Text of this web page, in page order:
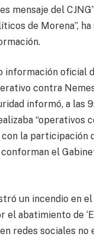
mensaje del
de Morena”,
información oficial
contra
informó, a las
“operativos
con la participación
el
un incendio en
el abatimiento de
redes sociales no